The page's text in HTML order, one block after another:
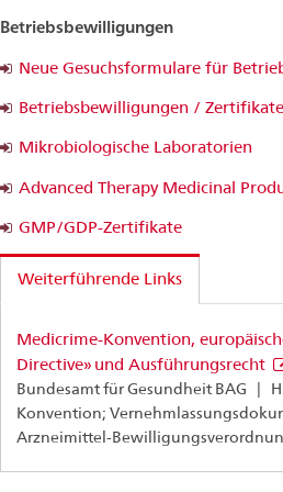
Betriebsbewilligungen
Neue Gesuchsformulare für
Betriebsbewilligungen / Zertifikate
Mikrobiologische Laboratorien
Advanced Therapy Medicinal
GMP/GDP-Zertifikate
Weiterführende Links
Medicrime-Konvention,
Directive» und Ausführungsrecht
Bundesamt für Gesundheit BAG |
Konvention;
Arzneimittel-